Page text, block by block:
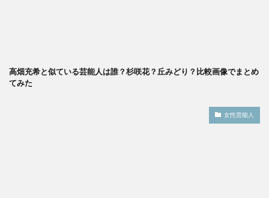
高畑充希と似ている芸能人は誰？杉咲花？丘みどり？比較画像でまとめ
てみた
女性芸能人